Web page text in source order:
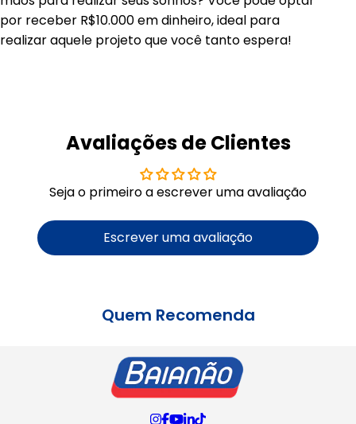
por receber R$10.000 em dinheiro, ideal para
realizar aquele projeto que você tanto espera!
Avaliações de Clientes
Seja o primeiro a escrever uma avaliação
Escrever uma avaliação
Quem Recomenda